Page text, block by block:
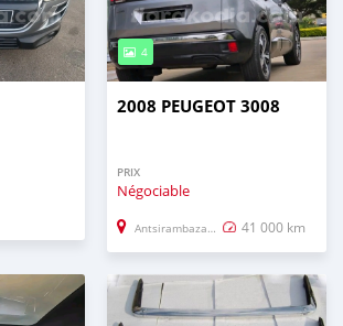
4
2008 PEUGEOT 3008
PRIX
Négociable
Antsirambazaha (Andoany, Hell–Ville) 41 000 km